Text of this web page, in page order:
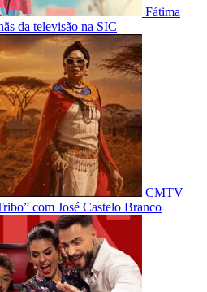
Fátima
da televisão na SIC
CMTV
com José Castelo Branco